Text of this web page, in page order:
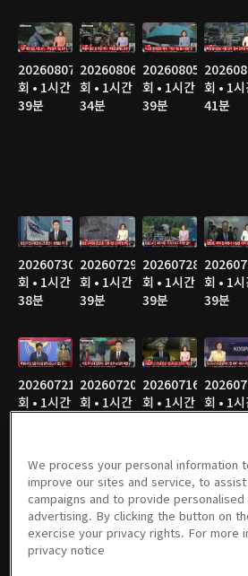
20260807
회 • 1시간
39분
20260806
회 • 1시간
34분
20260805
회 • 1시간
39분
회 • 1
41분
20260730
회 • 1시간
38분
20260729
회 • 1시간
39분
20260728
회 • 1시간
39분
회 • 1
39분
20260721
회 • 1시간
20260720
회 • 1시간
20260716
회 • 1시간 회 • 1
20260710
회 • 1시간
40분
20260709
회 • 1시간
39분
20260708
회 • 1시간
40분
회 • 1시
38분
We process your personal information
improve our sites and service, to
campaigns and to provide
advertising. By clicking the button on
exercise your privacy rights. For more
privacy notice